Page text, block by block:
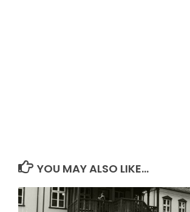
YOU MAY ALSO LIKE...